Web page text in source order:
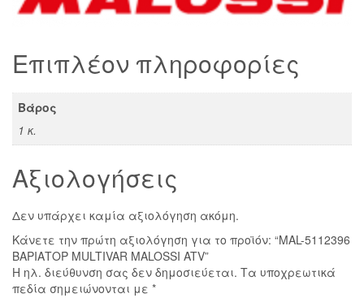
Επιπλέον πληροφορίες
Βάρος
1 κ.
Αξιολογήσεις
Δεν υπάρχει καμία αξιολόγηση ακόμη.
Κάνετε την πρώτη αξιολόγηση για το προϊόν: “MAL-5112396
ΒΑΡΙΑΤΟΡ MULTIVAR MALOSSI ATV”
Η ηλ. διεύθυνση σας δεν δημοσιεύεται. Τα υποχρεωτικά
πεδία σημειώνονται με *